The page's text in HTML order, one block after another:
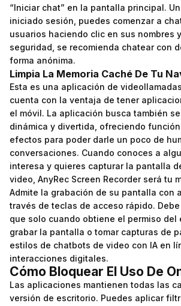
“Iniciar chat” en la pantalla principal.
iniciado sesión, puedes comenzar a
usuarios haciendo clic en sus nombres
seguridad, se recomienda chatear con
forma anónima.
Limpia La Memoria Caché De Tu
Esta es una aplicación de
cuenta con la ventaja de tener
el móvil. La aplicación busca también
dinámica y divertida, ofreciendo
efectos para poder darle un poco de
conversaciones. Cuando conoces a
interesa y quieres capturar la pantalla
video, AnyRec Screen Recorder será tu
Admite la grabación de su pantalla con
través de teclas de acceso rápido.
que solo cuando obtiene el permiso del
grabar la pantalla o tomar capturas de
estilos de chatbots de video con IA en
interacciones digitales.
Cómo Bloquear El Uso De
Las aplicaciones mantienen todas las
versión de escritorio. Puedes aplicar